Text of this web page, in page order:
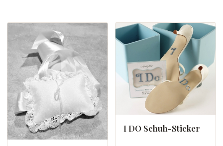
I DO Schuh-Sticker